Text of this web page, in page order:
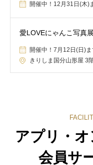
開催中！12月31日(木)
愛LOVEにゃんこ写真展
開催中！7月12日(日)
きりしま国分山形屋 3
アプリ・
会員サ